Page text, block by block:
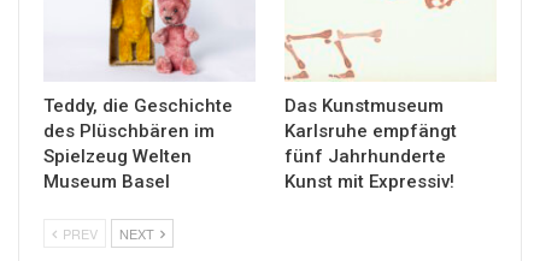
Teddy, die Geschichte
des Plüschbären im
Spielzeug Welten
Museum Basel
Das Kunstmuseum
Karlsruhe empfängt
fünf Jahrhunderte
Kunst mit Expressiv!
PREV NEXT